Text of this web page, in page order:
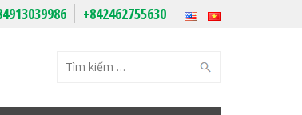
+842462755630